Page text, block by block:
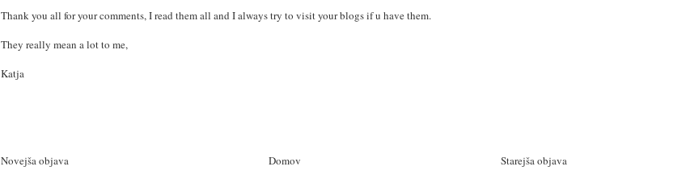
Thank you all for your comments, I read them all and I always try to visit your blogs if u have them.
They really mean a lot to me,
Katja
Novejša objava Starejša objava
Domov